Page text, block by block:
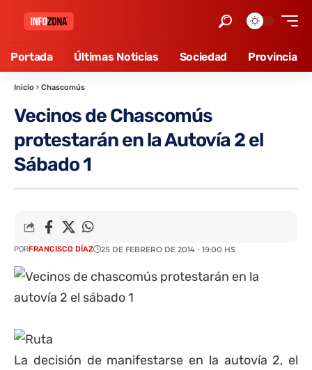
Portada Últimas Noticias Sociedad Provincia
Inicio › Chascomús
Vecinos de Chascomús
protestarán en la Autovía 2 el
Sábado 1
PORFRANCISCO DÍAZ 25 DE FEBRERO DE 2014 - 19:00 HS
La decisión de manifestarse en la autovía 2, el